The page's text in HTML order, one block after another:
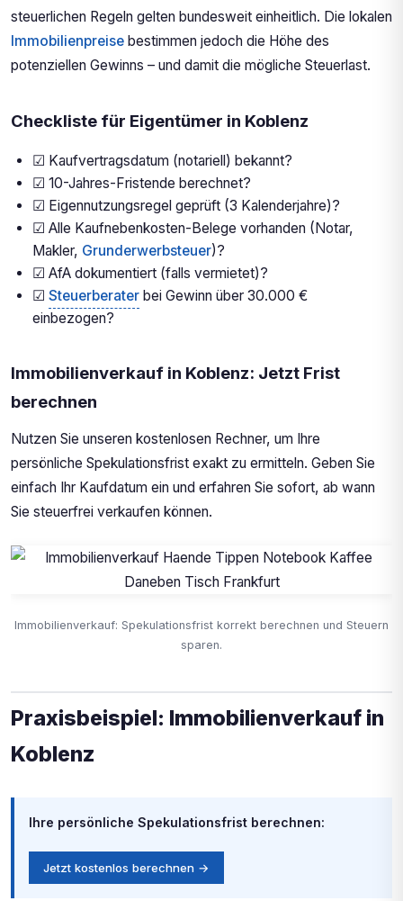
steuerlichen Regeln gelten bundesweit einheitlich. Die lokalen
Immobilienpreise bestimmen jedoch die Höhe des
potenziellen Gewinns – und damit die mögliche Steuerlast.
Checkliste für Eigentümer in Koblenz
☑ Kaufvertragsdatum (notariell) bekannt?
☑ 10-Jahres-Fristende berechnet?
☑ Eigennutzungsregel geprüft (3 Kalenderjahre)?
☑ Alle Kaufnebenkosten-Belege vorhanden (Notar,
Makler, Grunderwerbsteuer)?
☑ AfA dokumentiert (falls vermietet)?
☑ Steuerberater bei Gewinn über 30.000 €
einbezogen?
Immobilienverkauf in Koblenz: Jetzt Frist
berechnen
Nutzen Sie unseren kostenlosen Rechner, um Ihre
persönliche Spekulationsfrist exakt zu ermitteln. Geben Sie
einfach Ihr Kaufdatum ein und erfahren Sie sofort, ab wann
Sie steuerfrei verkaufen können.
Immobilienverkauf: Spekulationsfrist korrekt berechnen und Steuern
sparen.
Praxisbeispiel: Immobilienverkauf in
Koblenz
Ihre persönliche Spekulationsfrist berechnen:
Jetzt kostenlos berechnen →